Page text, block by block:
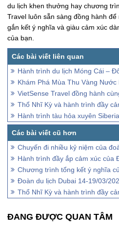
du lịch khen thưởng hay chương
Travel luôn sẵn sàng đồng hành
gắn kết ý nghĩa và giàu cảm xúc
của bạn.
Hành trình du lịch Móng Cái – Đông Hưng cùng
Khám Phá Mùa Thu Vàng Nước Nga Hành Trình 8
VietSense Travel đồng hành cùng chương trình "Hôm Nay Ai
Thổ Nhĩ Kỳ và hành trình đầy
Hành trình tàu hỏa xuyên Siberia từ
Chuyến đi nhiều kỷ niệm của đoàn
Hành trình đầy ắp cảm xúc của Đoàn
Chương trình tổng kết ý nghĩa của
Đoàn du lịch Dubai 14-19/03/
Thổ Nhĩ Kỳ và hành trình đầy
ĐANG ĐƯỢC QUAN TÂM